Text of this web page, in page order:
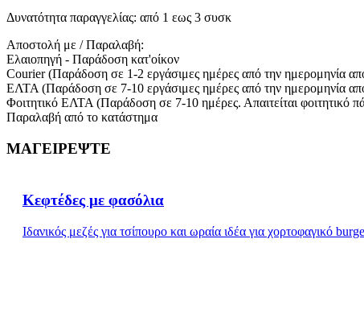
Δυνατότητα παραγγελίας: από 1 εως 3 συσκ
Αποστολή με / Παραλαβή:
Ελαιοπηγή - Παράδοση κατ'οίκον
Courier (Παράδοση σε 1-2 εργάσιμες ημέρες από την ημερομηνία
ΕΛΤΑ (Παράδοση σε 7-10 εργάσιμες ημέρες από την ημερομηνία
Φοιτητικό ΕΛΤΑ (Παράδοση σε 7-10 ημέρες. Απαιτείται φοιτητικό
Παραλαβή από το κατάστημα
ΜΑΓΕΙΡΕΨΤΕ
Κεφτέδες με φασόλια
Ιδανικός μεζές για τσίπουρο και ωραία ιδέα για χορτοφαγικό